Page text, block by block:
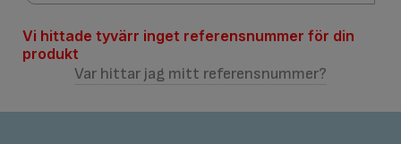
Vi hittade tyvärr inget referensnummer för din
produkt
Var hittar jag mitt referensnummer?